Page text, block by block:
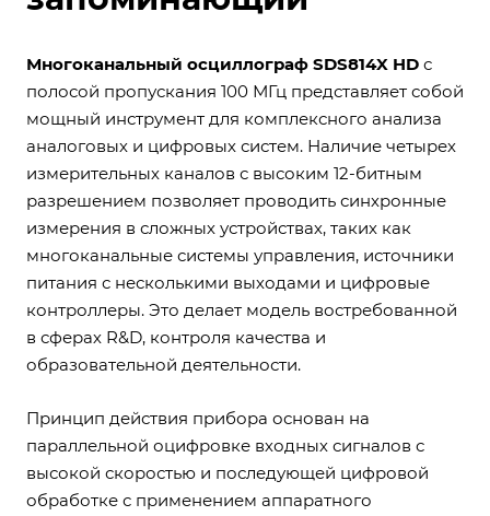
Многоканальный осциллограф SDS814X HD с
полосой пропускания 100 МГц представляет собой
мощный инструмент для комплексного анализа
аналоговых и цифровых систем. Наличие четырех
измерительных каналов с высоким 12-битным
разрешением позволяет проводить синхронные
измерения в сложных устройствах, таких как
многоканальные системы управления, источники
питания с несколькими выходами и цифровые
контроллеры. Это делает модель востребованной
в сферах R&D, контроля качества и
образовательной деятельности.
Принцип действия прибора основан на
параллельной оцифровке входных сигналов с
высокой скоростью и последующей цифровой
обработке с применением аппаратного